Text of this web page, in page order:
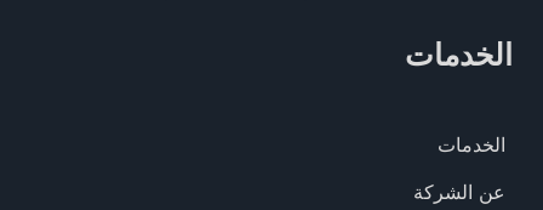
الخدمات
الخدمات
عن الشركة